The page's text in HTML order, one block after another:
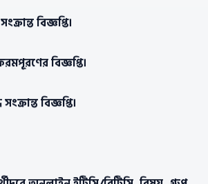
বিজ্ঞপ্তি।
বিজ্ঞপ্তি।
বিজ্ঞপ্তি।
অনলাইন ইটিসি/বিটিসি, বিষয়, গ্রুপ